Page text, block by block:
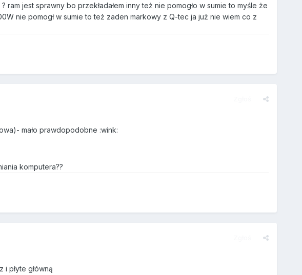
jest sprawny bo przekładałem inny też nie pomogło w sumie to myśle że
nie pomogł w sumie to też zaden markowy z Q-tec ja już nie wiem co z
mało prawdopodobne :wink:
komputera??
płyte główną